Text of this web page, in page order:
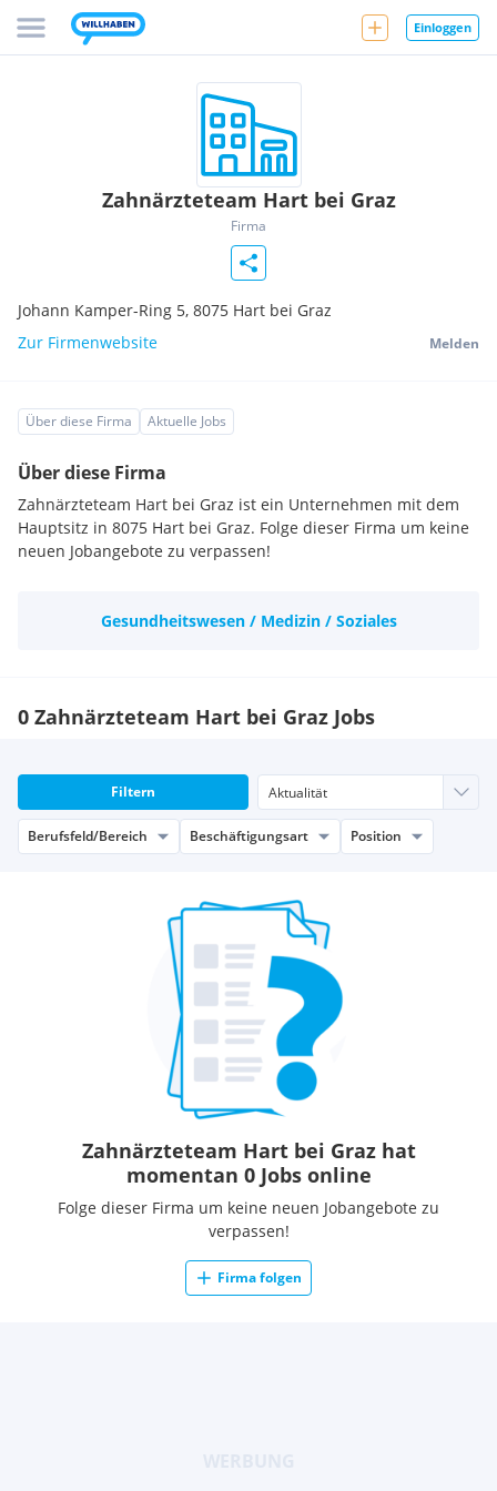
Einloggen
Zahnärzteteam Hart bei Graz
Firma
Johann Kamper-Ring 5, 8075 Hart bei Graz
Zur Firmenwebsite
Melden
Über diese Firma Aktuelle Jobs
Über diese Firma
Zahnärzteteam Hart bei Graz ist ein Unternehmen mit dem
Hauptsitz in 8075 Hart bei Graz. Folge dieser Firma um keine
neuen Jobangebote zu verpassen!
Gesundheitswesen / Medizin / Soziales
0 Zahnärzteteam Hart bei Graz Jobs
Filtern
Berufsfeld/Bereich Beschäftigungsart Position
Zahnärzteteam Hart bei Graz hat
momentan 0 Jobs online
Folge dieser Firma um keine neuen Jobangebote zu
verpassen!
Firma folgen